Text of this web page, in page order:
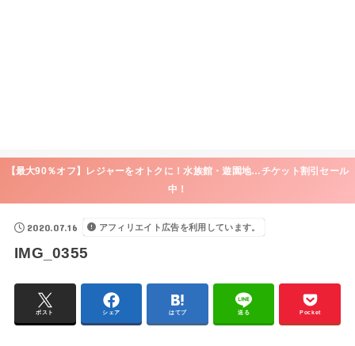
【最大90％オフ】レジャーをオトクに！水族館・遊園地…チケット割引セール
中！
2020.07.16 アフィリエイト広告を利用しています。
IMG_0355
ポスト シェア はてブ 送る Pocket